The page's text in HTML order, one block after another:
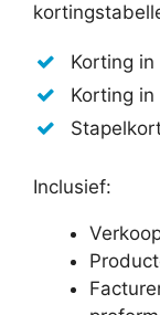
Korting in
Korting
Inclusief: